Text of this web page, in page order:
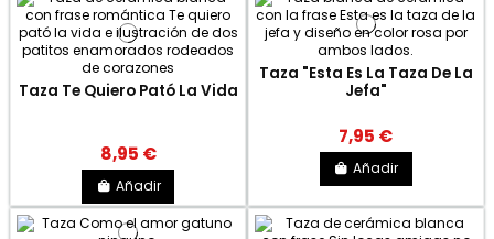
Taza Te Quiero Pató La Vida
8,95 €
Añadir
Taza "Esta Es La Taza De La
Jefa"
7,95 €
Añadir